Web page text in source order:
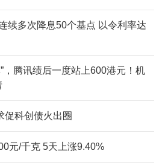
续多次降息50个基点 以令利率达
，腾讯绩后一度站上600港元！机
科创债火出圈
元/千克 5天上涨9.40%